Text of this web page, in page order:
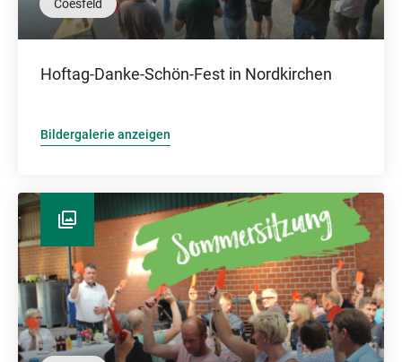
Coesfeld
Hoftag-Danke-Schön-Fest in Nordkirchen
Bildergalerie anzeigen